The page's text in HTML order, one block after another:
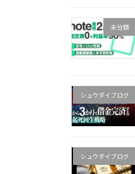
未分類
シュウダイブログ
シュウダイブログ